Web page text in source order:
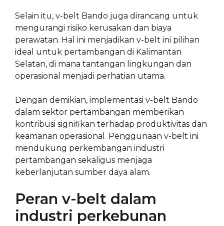
Selain itu, v-belt Bando juga dirancang untuk
mengurangi risiko kerusakan dan biaya
perawatan. Hal ini menjadikan v-belt ini pilihan
ideal untuk pertambangan di Kalimantan
Selatan, di mana tantangan lingkungan dan
operasional menjadi perhatian utama.
Dengan demikian, implementasi v-belt Bando
dalam sektor pertambangan memberikan
kontribusi signifikan terhadap produktivitas dan
keamanan operasional. Penggunaan v-belt ini
mendukung perkembangan industri
pertambangan sekaligus menjaga
keberlanjutan sumber daya alam.
Peran v-belt dalam
industri perkebunan